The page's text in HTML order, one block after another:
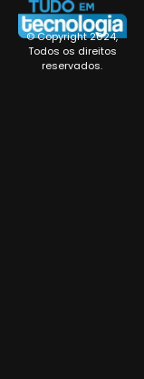
© Copyright 2024,
Todos os direitos
reservados.